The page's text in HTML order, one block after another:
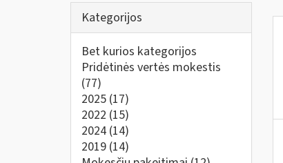
Kategorijos
Bet kurios kategorijos
Pridėtinės vertės mokestis
(77)
2025 (17)
2022 (15)
2024 (14)
2019 (14)